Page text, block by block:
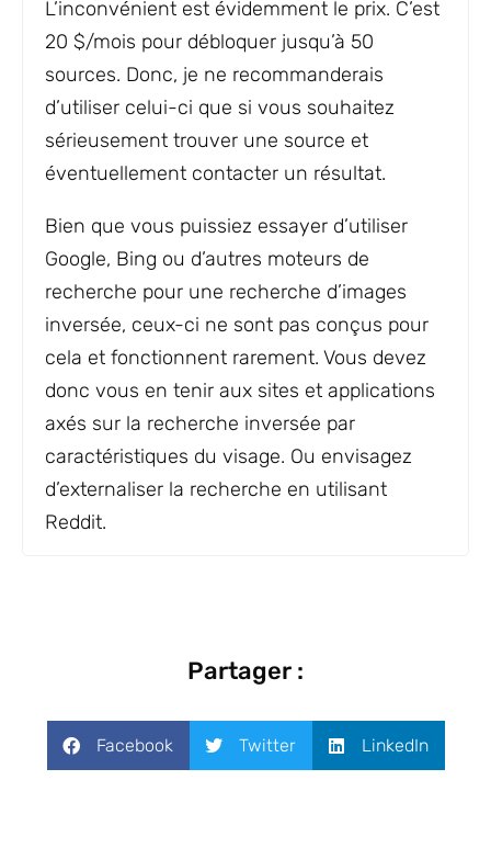
L’inconvénient est évidemment le prix. C’est
20 $/mois pour débloquer jusqu’à 50
sources. Donc, je ne recommanderais
d’utiliser celui-ci que si vous souhaitez
sérieusement trouver une source et
éventuellement contacter un résultat.
Bien que vous puissiez essayer d’utiliser
Google, Bing ou d’autres moteurs de
recherche pour une recherche d’images
inversée, ceux-ci ne sont pas conçus pour
cela et fonctionnent rarement. Vous devez
donc vous en tenir aux sites et applications
axés sur la recherche inversée par
caractéristiques du visage. Ou envisagez
d’externaliser la recherche en utilisant
Reddit.
Partager :
Facebook Twitter LinkedIn